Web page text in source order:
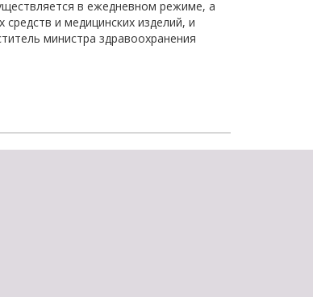
в ежедневном режиме, а
и медицинских изделий, и
министра здравоохранения